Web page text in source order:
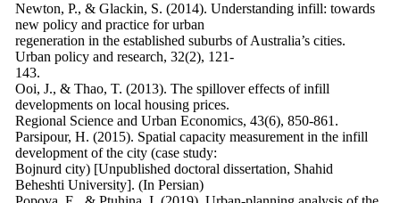
Newton, P., & Glackin, S. (2014). Understanding infill: towards
new policy and practice for urban
regeneration in the established suburbs of Australia’s cities.
Urban policy and research, 32(2), 121-
143.
Ooi, J., & Thao, T. (2013). The spillover effects of infill
developments on local housing prices.
Regional Science and Urban Economics, 43(6), 850-861.
Parsipour, H. (2015). Spatial capacity measurement in the infill
development of the city (case study:
Bojnurd city) [Unpublished doctoral dissertation, Shahid
Beheshti University]. (In Persian)